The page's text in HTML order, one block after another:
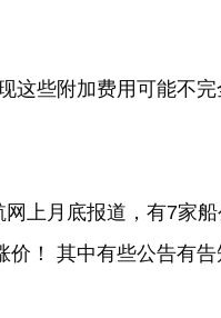
这些附加费用可能不
上月底报道，有7家
！ 其中有些公告有告